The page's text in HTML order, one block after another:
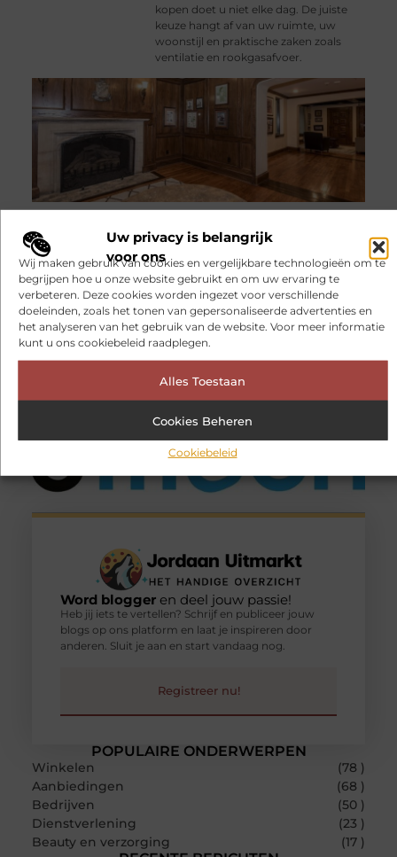
Uw privacy is belangrijk
voor ons
Wij maken gebruik van cookies en vergelijkbare technologieën om te
begrijpen hoe u onze website gebruikt en om uw ervaring te
verbeteren. Deze cookies worden ingezet voor verschillende
doeleinden, zoals het tonen van gepersonaliseerde advertenties en
het analyseren van het gebruik van de website. Voor meer informatie
kunt u ons cookiebeleid raadplegen.
Alles Toestaan
Cookies Beheren
Cookiebeleid
kopen doet u niet elke dag. De juiste
keuze hangt af van uw ruimte, uw
woonstijl en praktische zaken zoals
ventilatie en rookgasafvoer.
123theorie: Slim en zelfverzekerd
op weg naar je theorie-examen
Bijna 18? Dan komt het moment
steeds dichterbij waarop je je rijbewijs
wilt halen. Voordat je achter het stuur
of op de motor mag stappen, moet je
eerst slagen voor het theorie-examen.
Veel jongeren zoeken
POPULAIRE ONDERWERPEN
Winkelen
(78 )
Aanbiedingen
(68 )
Bedrijven
(50 )
Dienstverlening
(23 )
Beauty en verzorging
(17 )
Word bloggeren deel jouw passie!
Heb jij iets te vertellen? Schrijf en publiceer jouw
blogs op ons platform en laat je inspireren door
anderen. Sluit je aan en start vandaag nog.
Registreer nu!